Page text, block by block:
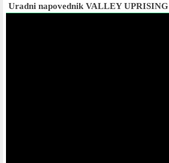
Uradni napovednik VALLEY UPRISING